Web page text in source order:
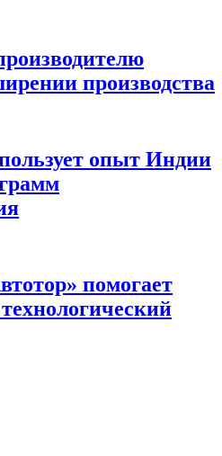
производства
опыт Индии
помогает